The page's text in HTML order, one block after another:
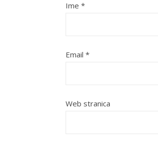
Ime *
Email *
Web stranica